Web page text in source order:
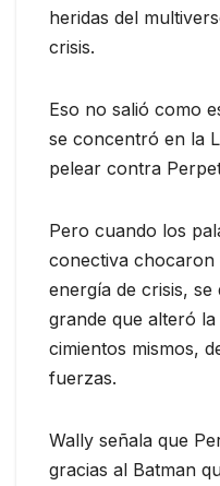
heridas del
crisis.
Eso no salió como
se concentró en la
pelear contra
Pero cuando los
conectiva
energía de crisis,
grande que alteró
cimientos mismos,
fuerzas.
Wally señala que
gracias al Batman